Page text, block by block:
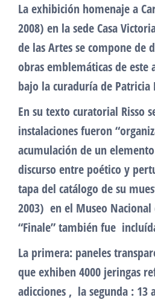
La exhibición homenaje a
2008) en la sede Casa
de las Artes se compone de
obras emblemáticas de
bajo la curaduría de Patricia
En su texto curatorial Risso
instalaciones fueron
acumulación de un
discurso entre poético y
tapa del catálogo de su
2003) en el Museo
“Finale” también fue
La primera: paneles
que exhiben 4000 jeringas
adicciones , la segunda : 13